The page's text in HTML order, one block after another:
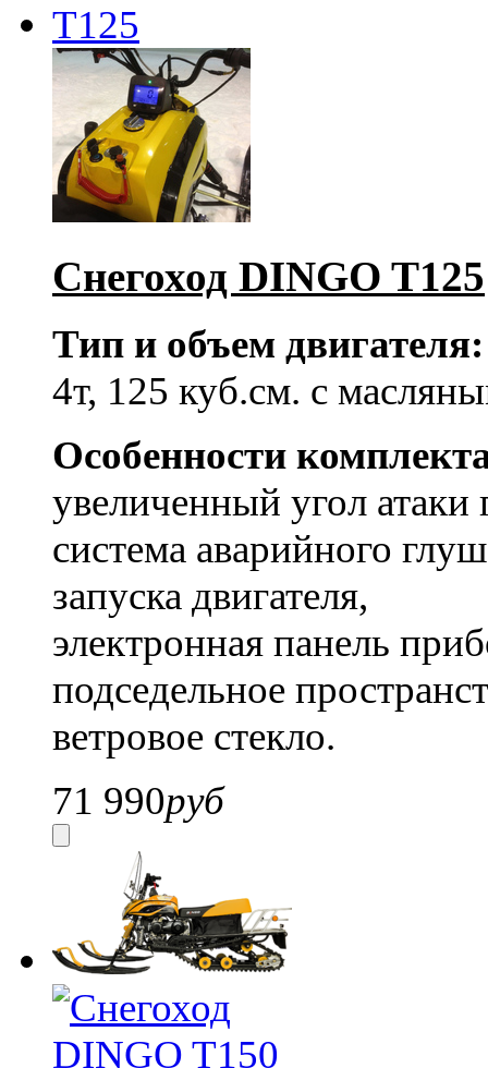
Снегоход DINGO T125
Тип и объем двигателя:
4т, 125 куб.см. с
Особенности
увеличенный угол
система аварийного
запуска двигателя,
электронная панель
подседельное
ветровое стекло.
71 990руб